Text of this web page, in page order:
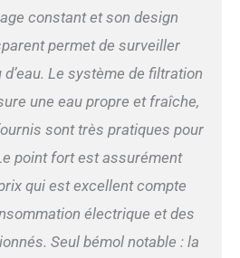
Remarque : rincez
uniquement la sortie d'eau à
l'eau claire, ne plongez
jamais le compartiment à
batterie. Pompe Silencieuse
et Intelligente - La fontaine
à eau chat détecteur de
mouvement réduit les bruits
d'eau et les vibrations grâce
à sa pompe silencieuse et
pour un environnement
calme. Eau Fraîche à
constant et son design
permet de surveiller
Le système de filtration
une eau propre et fraîche,
sont très pratiques pour
point fort est assurément
qui est excellent compte
électrique et des
Seul bémol notable : la